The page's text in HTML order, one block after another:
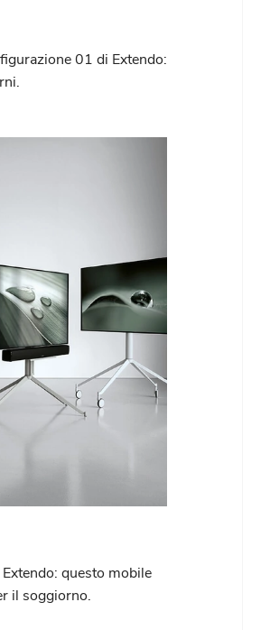
01 di Extendo:
questo mobile
il soggiorno.